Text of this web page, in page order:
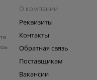
О компании
Реквизиты
Контакты
Обратная связь
Поставщикам
Вакансии